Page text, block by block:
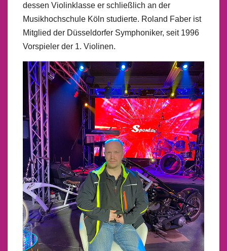
dessen Violinklasse er schließlich an der
Musikhochschule Köln studierte. Roland Faber ist
Mitglied der Düsseldorfer Symphoniker, seit 1996
Vorspieler der 1. Violinen.